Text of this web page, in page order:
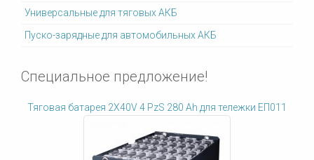
Универсальные для тяговых АКБ
Пуско-зарядные для автомобильных АКБ
Специальное предложение!
Тяговая батарея 2X40V 4 PzS 280 Ah для тележки ЕП011